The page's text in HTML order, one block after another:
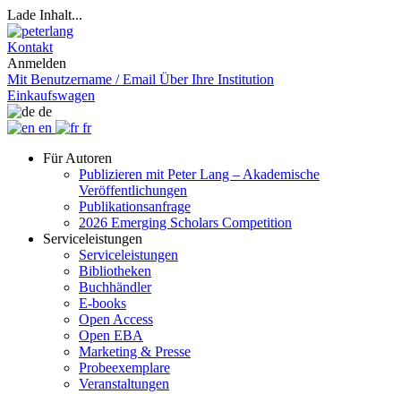
Lade Inhalt...
Kontakt
Anmelden
Mit Benutzername / Email Über Ihre Institution
Einkaufswagen
de
en
fr
Für Autoren
Publizieren mit Peter Lang – Akademische
Veröffentlichungen
Publikationsanfrage
2026 Emerging Scholars Competition
Serviceleistungen
Serviceleistungen
Bibliotheken
Buchhändler
E-books
Open Access
Open EBA
Marketing & Presse
Probeexemplare
Veranstaltungen